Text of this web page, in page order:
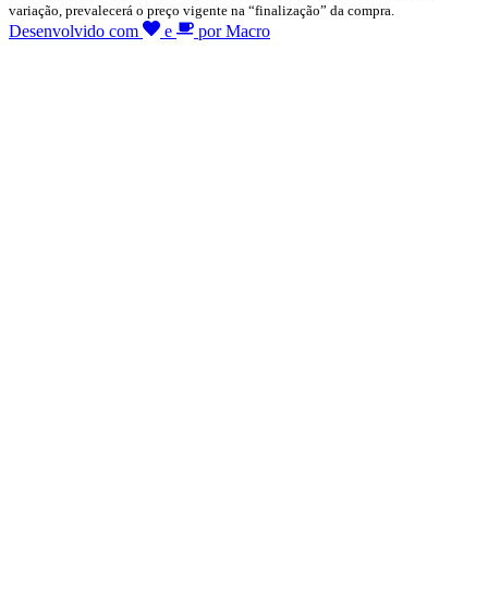
variação, prevalecerá o preço vigente na “finalização” da compra.
Desenvolvido com e por Macro